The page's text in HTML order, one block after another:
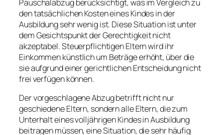
Pauschalabzug berücksichtigt, was im Vergleich zu
den tatsächlichen Kosten eines Kindes in der
Ausbildung sehr wenig ist. Diese Situation ist unter
dem Gesichtspunkt der Gerechtigkeit nicht
akzeptabel. Steuerpflichtigen Eltern wird ihr
Einkommen künstlich um Beträge erhöht, über die
sie aufgrund einer gerichtlichen Entscheidung nicht
frei verfügen können.
Der vorgeschlagene Abzug betrifft nicht nur
geschiedene Eltern, sondern alle Eltern, die zum
Unterhalt eines volljährigen Kindes in Ausbildung
beitragen müssen, eine Situation, die sehr häufig